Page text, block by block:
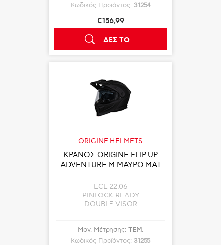
Κωδικός Προϊόντος: 31254
€156,99
ΔΕΣ ΤΟ
ORIGINE HELMETS
ΚΡΑΝΟΣ ORIGINE FLIP UP
ADVENTURE M ΜΑΥΡΟ ΜΑΤ
ECE 22.06
PINLOCK READY
DOUBLE VISOR
Μον. Μέτρησης: ΤΕΜ.
Κωδικός Προϊόντος: 31255